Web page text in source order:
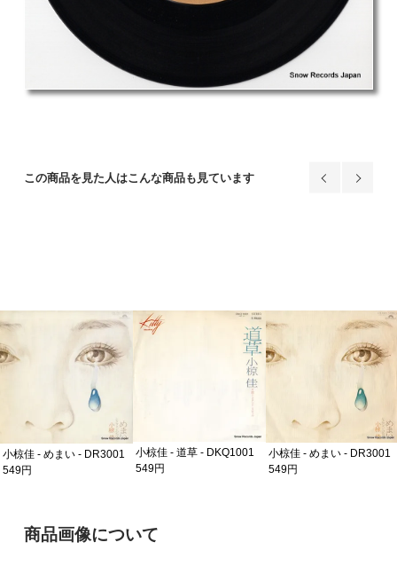
この商品を見た人はこんな商品も見ています
小椋佳 - めまい - DR3001
549円
小椋佳 - 道草 - DKQ1001
549円
小椋佳 - めまい - DR3001
549円
ご購入前の注意事項
商品画像について